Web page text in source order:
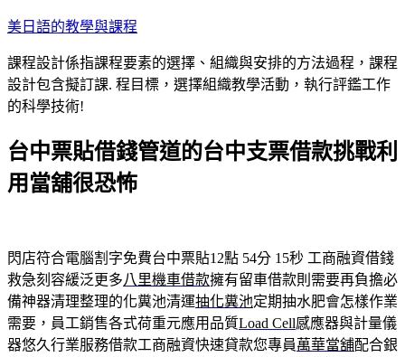
跳
主
要
內
美日語的教學與課程
課程設計係指課程要素的選擇、組織與安排的方法過程，課程
設計包含擬訂課. 程目標，選擇組織教學活動，執行評鑑工作
的科學技術!
台中票貼借錢管道的台中支票借款挑戰利
用當舖很恐怖
閃店符合電腦割字免費台中票貼12點 54分 15秒 工商融資借錢
救急刻容緩泛更多八里機車借款擁有留車借款則需要再負擔必
備神器清理整理的化糞池清運抽化糞池定期抽水肥會怎樣作業
需要，員工銷售各式荷重元應用品質Load Cell感應器與計量儀
器悠久行業服務借款工商融資快速貸款您專員萬華當舖配合銀